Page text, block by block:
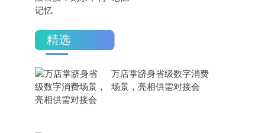
精选
万店掌跻身省级数字消费
场景，亮相供需对接会